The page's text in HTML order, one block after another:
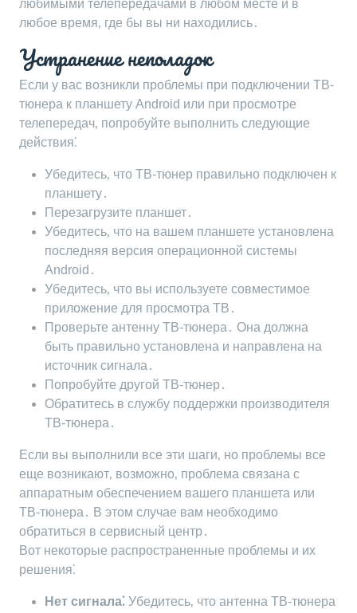
любимыми телепередачами в любом месте и в
любое время‚ где бы вы ни находились․
Устранение неполадок
Если у вас возникли проблемы при подключении ТВ-
тюнера к планшету Android или при просмотре
телепередач‚ попробуйте выполнить следующие
действия⁚
Убедитесь‚ что ТВ-тюнер правильно подключен к
планшету․
Перезагрузите планшет․
Убедитесь‚ что на вашем планшете установлена
последняя версия операционной системы
Android․
Убедитесь‚ что вы используете совместимое
приложение для просмотра ТВ․
Проверьте антенну ТВ-тюнера․ Она должна
быть правильно установлена и направлена на
источник сигнала․
Попробуйте другой ТВ-тюнер․
Обратитесь в службу поддержки производителя
ТВ-тюнера․
Если вы выполнили все эти шаги‚ но проблемы все
еще возникают‚ возможно‚ проблема связана с
аппаратным обеспечением вашего планшета или
ТВ-тюнера․ В этом случае вам необходимо
обратиться в сервисный центр․
Вот некоторые распространенные проблемы и их
решения⁚
Нет сигнала⁚ Убедитесь‚ что антенна ТВ-тюнера